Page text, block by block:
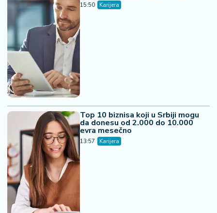
15:50 Karijera
Top 10 biznisa koji u Srbiji mogu
da donesu od 2.000 do 10.000
evra mesečno
13:57 Karijera